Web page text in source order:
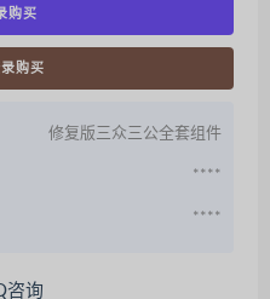
购买
购买
修复版三众三公全套组件
****
****
咨询